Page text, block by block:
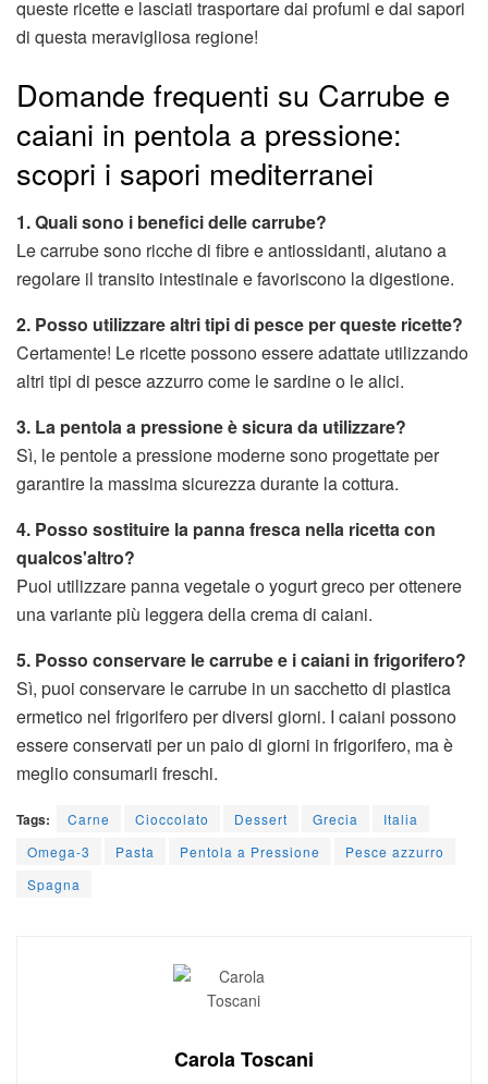
queste ricette e lasciati trasportare dai profumi e dai sapori
di questa meravigliosa regione!
Domande frequenti su Carrube e
caiani in pentola a pressione:
scopri i sapori mediterranei
1. Quali sono i benefici delle carrube?
Le carrube sono ricche di fibre e antiossidanti, aiutano a
regolare il transito intestinale e favoriscono la digestione.
2. Posso utilizzare altri tipi di pesce per queste ricette?
Certamente! Le ricette possono essere adattate utilizzando
altri tipi di pesce azzurro come le sardine o le alici.
3. La pentola a pressione è sicura da utilizzare?
Sì, le pentole a pressione moderne sono progettate per
garantire la massima sicurezza durante la cottura.
4. Posso sostituire la panna fresca nella ricetta con
qualcos'altro?
Puoi utilizzare panna vegetale o yogurt greco per ottenere
una variante più leggera della crema di caiani.
5. Posso conservare le carrube e i caiani in frigorifero?
Sì, puoi conservare le carrube in un sacchetto di plastica
ermetico nel frigorifero per diversi giorni. I caiani possono
essere conservati per un paio di giorni in frigorifero, ma è
meglio consumarli freschi.
Tags: Carne Cioccolato Dessert Grecia
Italia
Omega-3
Pasta Pentola a Pressione
Pesce azzurro
Spagna
Carola Toscani